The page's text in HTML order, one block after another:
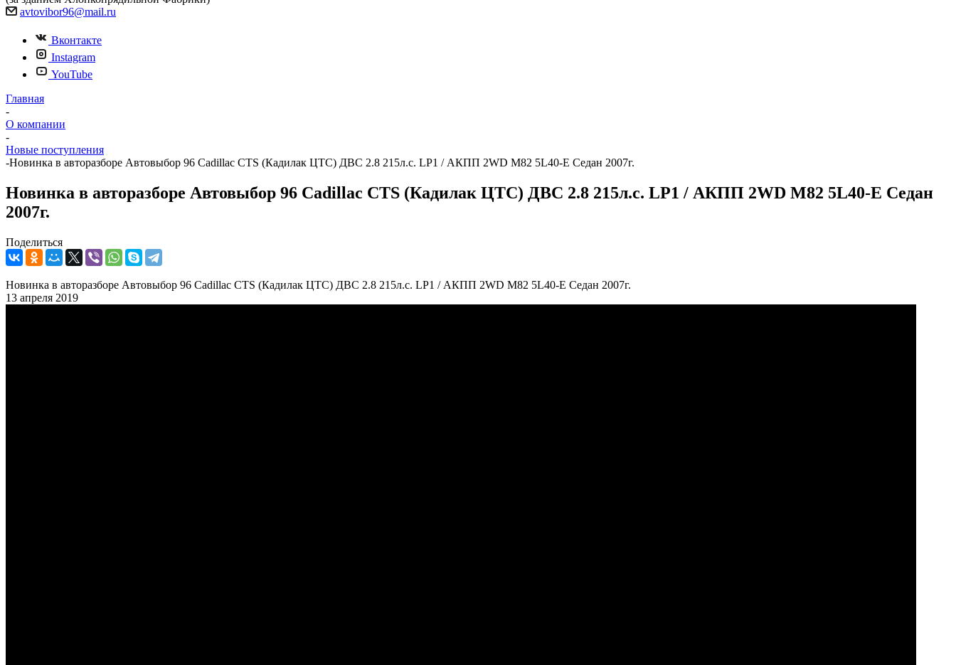
avtovibor96@mail.ru
Вконтакте
Instagram
YouTube
Главная
-
О компании
-
Новые поступления
-Новинка в авторазборе Автовыбор 96 Cadillac CTS (Кадилак ЦТС) ДВС 2.8 215л.с. LP1 / АКПП 2WD M82 5L40-E Cедан 2007г.
Новинка в авторазборе Автовыбор 96 Cadillac CTS (Кадилак ЦТС) ДВС 2.8 215л.с. LP1 / АКПП 2WD M82 5L40-E Cедан
2007г.
Поделиться
Новинка в авторазборе Автовыбор 96 Cadillac CTS (Кадилак ЦТС) ДВС 2.8 215л.с. LP1 / АКПП 2WD M82 5L40-E Cедан 2007г.
13 апреля 2019